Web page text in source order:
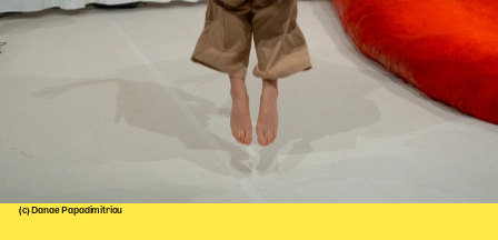
(c) Danae Papadimitriou